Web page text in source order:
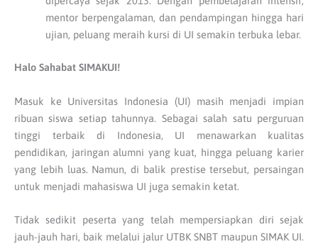
mentor berpengalaman, dan pendampingan hingga hari
ujian, peluang meraih kursi di UI semakin terbuka lebar.
Halo Sahabat SIMAKUI!
Masuk ke Universitas Indonesia (UI) masih menjadi impian
ribuan siswa setiap tahunnya. Sebagai salah satu perguruan
tinggi terbaik di Indonesia, UI menawarkan kualitas
pendidikan, jaringan alumni yang kuat, hingga peluang karier
yang lebih luas. Namun, di balik prestise tersebut, persaingan
untuk menjadi mahasiswa UI juga semakin ketat.
Tidak sedikit peserta yang telah mempersiapkan diri sejak
jauh-jauh hari, baik melalui jalur UTBK SNBT maupun SIMAK UI.